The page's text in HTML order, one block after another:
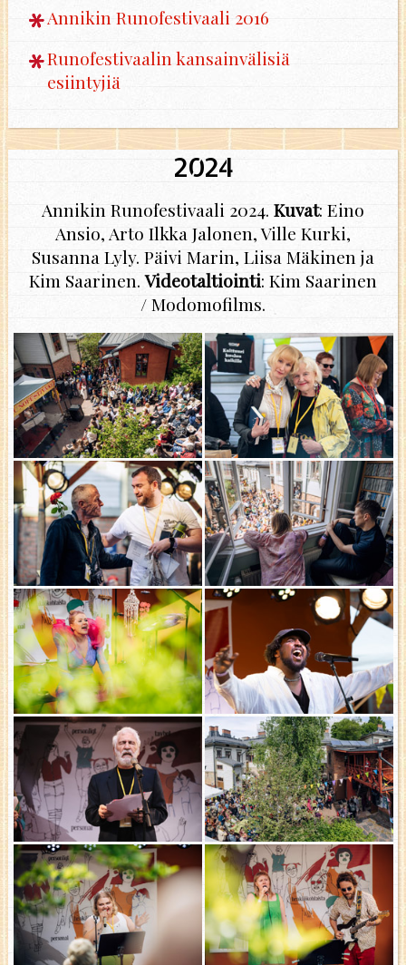
Annikin Runofestivaali 2016
Runofestivaalin kansainvälisiä
esiintyjiä
2024
Annikin Runofestivaali 2024. Kuvat: Eino
Ansio, Arto Ilkka Jalonen, Ville Kurki,
Susanna Lyly. Päivi Marin, Liisa Mäkinen ja
Kim Saarinen.Videotaltiointi: Kim Saarinen
/ Modomofilms.